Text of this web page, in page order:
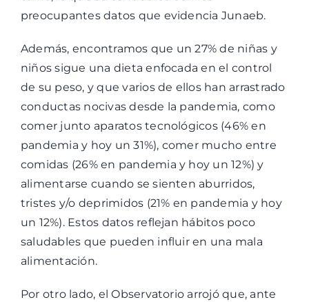
preocupantes datos que evidencia Junaeb.
Además, encontramos que un 27% de niñas y
niños sigue una dieta enfocada en el control
de su peso, y que varios de ellos han arrastrado
conductas nocivas desde la pandemia, como
comer junto aparatos tecnológicos (46% en
pandemia y hoy un 31%), comer mucho entre
comidas (26% en pandemia y hoy un 12%) y
alimentarse cuando se sienten aburridos,
tristes y/o deprimidos (21% en pandemia y hoy
un 12%). Estos datos reflejan hábitos poco
saludables que pueden influir en una mala
alimentación.
Por otro lado, el Observatorio arrojó que, ante